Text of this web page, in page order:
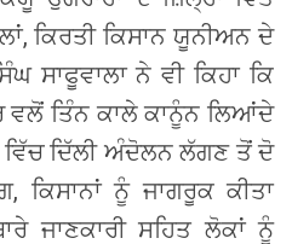
ਕਿਰਤੀ ਕਿਸਾਨ ਯੂਨੀਅਨ ਦੇ
ਸਾਫੂਵਾਲਾ ਨੇ ਵੀ ਕਿਹਾ ਕਿ
ਵਲੋਂ ਤਿੰਨ ਕਾਲੇ ਕਾਨੂੰਨ ਲਿਆਂਦੇ
ਦਿੱਲੀ ਅੰਦੋਲਨ ਲੱਗਣ ਤੋਂ ਦੋ
ਕਿਸਾਨਾਂ ਨੂੰ ਜਾਗਰੂਕ ਕੀਤਾ
ਜਾਣਕਾਰੀ ਸਹਿਤ ਲੋਕਾਂ ਨੂੰ